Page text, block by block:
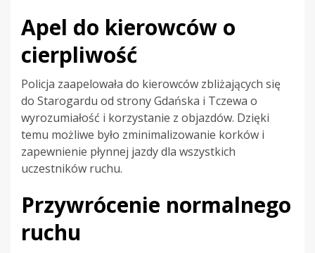
Apel do kierowców o
cierpliwość
Policja zaapelowała do kierowców zbliżających się
do Starogardu od strony Gdańska i Tczewa o
wyrozumiałość i korzystanie z objazdów. Dzięki
temu możliwe było zminimalizowanie korków i
zapewnienie płynnej jazdy dla wszystkich
uczestników ruchu.
Przywrócenie normalnego
ruchu